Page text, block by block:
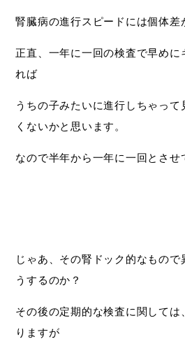
腎臓病の進行スピードには個体差
正直、一年に一回の検査で早めに
れば
うちの子みたいに進行しちゃって
くないかと思います。
なので半年から一年に一回とさせ
じゃあ、その腎ドック的なもの
うするのか？
その後の定期的な検査に関しては
りますが